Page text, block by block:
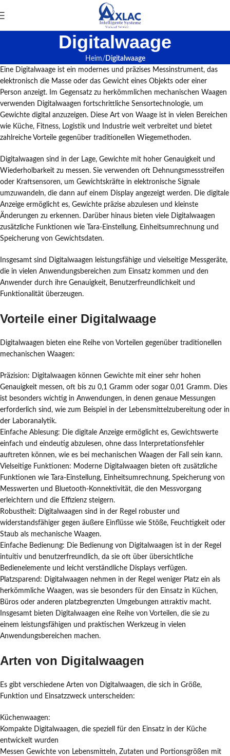
Digitalwaage
Heim
Digitalwaage
Eine Digitalwaage ist ein modernes und präzises Messinstrument, das
elektronisch die Masse oder das Gewicht eines Objekts oder einer
Person anzeigt. Im Gegensatz zu herkömmlichen mechanischen Waagen
verwenden Digitalwaagen fortschrittliche Sensortechnologie, um
Gewichte digital anzuzeigen. Diese Art von Waage ist in vielen Bereichen
wie Küche, Fitness, Logistik und Industrie weit verbreitet und bietet
zahlreiche Vorteile gegenüber traditionellen Wiegemethoden.
Digitalwaagen sind in der Lage, Gewichte mit hoher Genauigkeit und
Wiederholbarkeit zu messen. Sie verwenden oft Dehnungsmessstreifen
oder Kraftsensoren, um Gewichtskräfte in elektronische Signale
umzuwandeln, die dann auf einem Display angezeigt werden. Die digitale
Anzeige ermöglicht es, Gewichte präzise abzulesen und kleinste
Änderungen zu erkennen. Darüber hinaus bieten viele Digitalwaagen
zusätzliche Funktionen wie Tara-Einstellung, Einheitsumrechnung und
Speicherung von Gewichtsdaten.
Insgesamt sind Digitalwaagen leistungsfähige und vielseitige Messgeräte,
die in vielen Anwendungsbereichen zum Einsatz kommen und den
Anwender durch ihre Genauigkeit, Benutzerfreundlichkeit und
Funktionalität überzeugen.
Vorteile einer Digitalwaage
Digitalwaagen bieten eine Reihe von Vorteilen gegenüber traditionellen
mechanischen Waagen:
Präzision: Digitalwaagen können Gewichte mit einer sehr hohen
Genauigkeit messen, oft bis zu 0,1 Gramm oder sogar 0,01 Gramm. Dies
ist besonders wichtig in Anwendungen, in denen genaue Messungen
erforderlich sind, wie zum Beispiel in der Lebensmittelzubereitung oder in
der Laboranalytik.
Einfache Ablesung: Die digitale Anzeige ermöglicht es, Gewichtswerte
einfach und eindeutig abzulesen, ohne dass Interpretationsfehler
auftreten können, wie es bei mechanischen Waagen der Fall sein kann.
Vielseitige Funktionen: Moderne Digitalwaagen bieten oft zusätzliche
Funktionen wie Tara-Einstellung, Einheitsumrechnung, Speicherung von
Messwerten und Bluetooth-Konnektivität, die den Messvorgang
erleichtern und die Effizienz steigern.
Robustheit: Digitalwaagen sind in der Regel robuster und
widerstandsfähiger gegen äußere Einflüsse wie Stöße, Feuchtigkeit oder
Staub als mechanische Waagen.
Einfache Bedienung: Die Bedienung von Digitalwaagen ist in der Regel
intuitiv und benutzerfreundlich, da sie oft über übersichtliche
Bedienelemente und leicht verständliche Displays verfügen.
Platzsparend: Digitalwaagen nehmen in der Regel weniger Platz ein als
herkömmliche Waagen, was sie besonders für den Einsatz in Küchen,
Büros oder anderen platzbegrenzten Umgebungen attraktiv macht.
Insgesamt bieten Digitalwaagen eine Reihe von Vorteilen, die sie zu
einem leistungsfähigen und praktischen Werkzeug in vielen
Anwendungsbereichen machen.
Arten von Digitalwaagen
Es gibt verschiedene Arten von Digitalwaagen, die sich in Größe,
Funktion und Einsatzzweck unterscheiden:
Küchenwaagen:
Kompakte Digitalwaagen, die speziell für den Einsatz in der Küche
entwickelt wurden
Messen Gewichte von Lebensmitteln, Zutaten und Portionsgrößen mit